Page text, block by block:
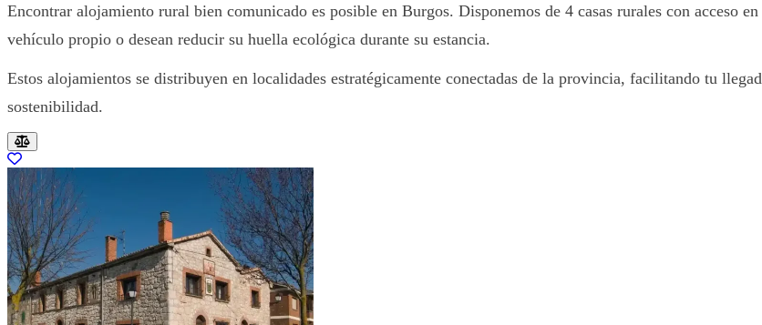
Encontrar alojamiento rural bien comunicado es posible en Burgos. Disponemos de 4 casas rurales con acceso
vehículo propio o desean reducir su huella ecológica durante su estancia.
Estos alojamientos se distribuyen en localidades estratégicamente conectadas de la provincia, facilitando tu
sostenibilidad.
Resultados del listado